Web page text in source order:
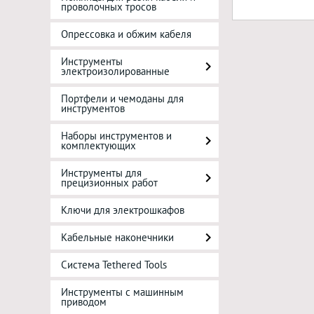
проволочных тросов
Опрессовка и обжим кабеля
Инструменты
электроизолированные
Портфели и чемоданы для
инструментов
Наборы инструментов и
комплектующих
Инструменты для
прецизионных работ
Ключи для электрошкафов
Кабельные наконечники
Система Tethered Tools
Инструменты с машинным
приводом